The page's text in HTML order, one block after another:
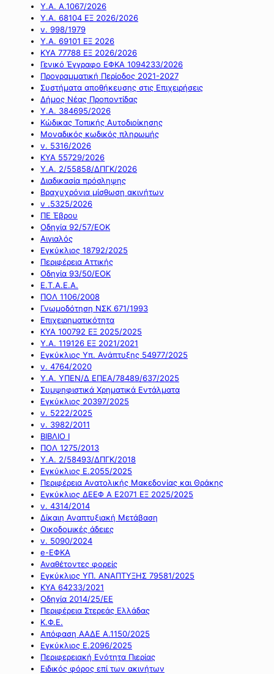
Υ.Α. Α.1067/2026
Υ.Α. 68104 ΕΞ 2026/2026
ν. 998/1979
Υ.Α. 69101 ΕΞ 2026
ΚΥΑ 77788 ΕΞ 2026/2026
Γενικό Έγγραφο ΕΦΚΑ 1094233/2026
Προγραμματική Περίοδος 2021-2027
Συστήματα αποθήκευσης στις Επιχειρήσεις
Δήμος Νέας Προποντίδας
Υ.Α. 384695/2026
Κώδικας Τοπικής Αυτοδιοίκησης
Μοναδικός κωδικός πληρωμής
ν. 5316/2026
ΚΥΑ 55729/2026
Υ.Α. 2/55858/ΔΠΓΚ/2026
Διαδικασία πρόσληψης
Βραχυχρόνια μίσθωση ακινήτων
ν .5325/2026
ΠΕ Έβρου
Οδηγία 92/57/ΕΟΚ
Αιγιαλός
Εγκύκλιος 18792/2025
Περιφέρεια Αττικής
Οδηγία 93/50/ΕΟΚ
Ε.Τ.Α.Ε.Α.
ΠΟΛ 1106/2008
Γνωμοδότηση ΝΣΚ 671/1993
Επιχειρηματικότητα
ΚΥΑ 100792 ΕΞ 2025/2025
Υ.Α. 119126 ΕΞ 2021/2021
Εγκύκλιος Υπ. Ανάπτυξης 54977/2025
ν. 4764/2020
Υ.Α. ΥΠΕΝ/Δ ΕΠΕΑ/78489/637/2025
Συμψηφιστικά Χρηματικά Εντάλματα
Εγκύκλιος 20397/2025
ν. 5222/2025
ν. 3982/2011
ΒΙΒΛΙΟ Ι
ΠΟΛ 1275/2013
Υ.Α. 2/58493/ΔΠΓΚ/2018
Εγκύκλιος Ε.2055/2025
Περιφέρεια Ανατολικής Μακεδονίας και Θράκης
Εγκύκλιος ΔΕΕΦ Α Ε2071 ΕΞ 2025/2025
ν. 4314/2014
Δίκαιη Αναπτυξιακή Μετάβαση
Οικοδομικές άδειες
ν. 5090/2024
e-ΕΦΚΑ
Αναθέτοντες φορείς
Εγκύκλιος ΥΠ. ΑΝΑΠΤΥΞΗΣ 79581/2025
ΚΥΑ 64233/2021
Οδηγία 2014/25/ΕΕ
Περιφέρεια Στερεάς Ελλάδας
Κ.Φ.Ε.
Απόφαση ΑΑΔΕ Α.1150/2025
Εγκύκλιος Ε.2096/2025
Περιφερειακή Ενότητα Πιερίας
Ειδικός φόρος επί των ακινήτων